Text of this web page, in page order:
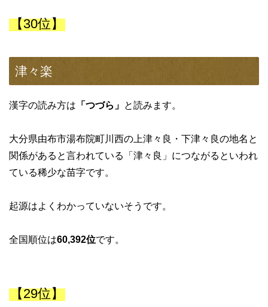
【30位】
津々楽
漢字の読み方は 「つづら」 と読みます。
大分県由布市湯布院町川西の上津々良・下津々良の地名と
関係があると言われている「津々良」につながるといわれ
ている稀少な苗字です。
起源はよくわかっていないそうです。
全国順位は60,392位です。
【29位】